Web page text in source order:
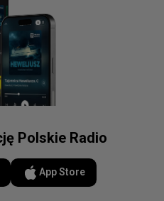
Polskie Radio
App Store